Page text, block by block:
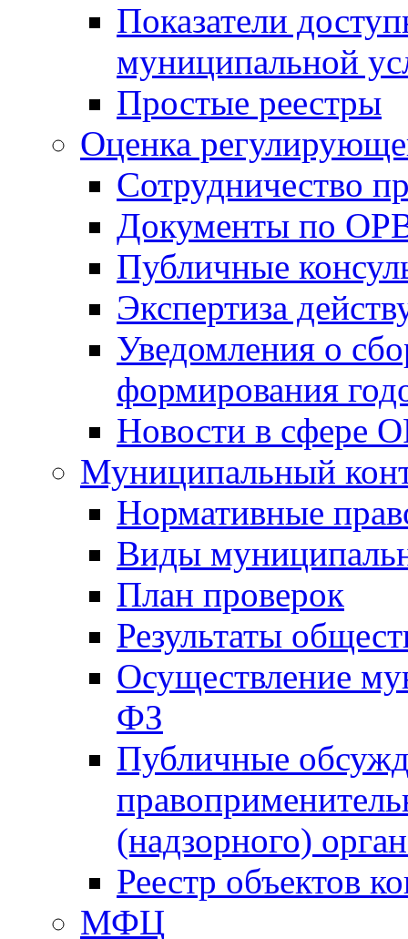
Показатели
муниципальной
Простые реестры
Оценка
Сотрудничество
Документы по
Публичные
Экспертиза
Уведомления о
формирования
Новости в сфере
Муниципальный
Нормативные
Виды
План проверок
Результаты
Осуществление
ФЗ
Публичные
(надзорного)
Реестр объектов
МФЦ